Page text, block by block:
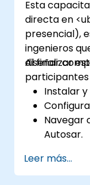
Esta
directa en
presencial),
ingenieros
diseñar
Al finalizar
Instalar
Navegar
Autosar.
Leer más...